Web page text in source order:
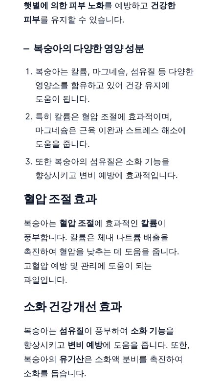
햇볕에 의한 피부 노화를 예방하고 건강한
피부를 유지할 수 있습니다.
복숭아의 다양한 영양 성분
복숭아는 칼륨, 마그네슘, 섬유질 등 다양한
영양소를 함유하고 있어 건강 유지에
도움이 됩니다.
특히 칼륨은 혈압 조절에 효과적이며,
마그네슘은 근육 이완과 스트레스 해소에
도움을 줍니다.
또한 복숭아의 섬유질은 소화 기능을
향상시키고 변비 예방에 효과적입니다.
혈압 조절 효과
복숭아는 혈압 조절에 효과적인 칼륨이
풍부합니다. 칼륨은 체내 나트륨 배출을
촉진하여 혈압을 낮추는 데 도움을 줍니다.
고혈압 예방 및 관리에 도움이 되는
과일입니다.
소화 건강 개선 효과
복숭아는 섬유질이 풍부하여 소화 기능을
향상시키고 변비 예방에 도움을 줍니다. 또한,
복숭아의 유기산은 소화액 분비를 촉진하여
소화를 돕습니다.